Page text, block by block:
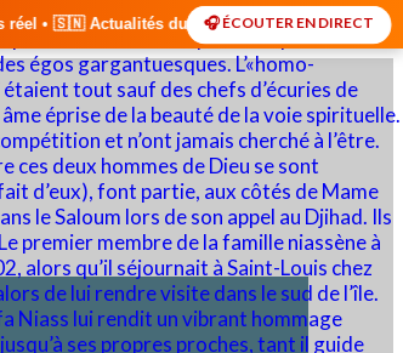
Sénégal • 🌍 Actualités Internationales • 🎙️
🎧 ÉCOUTER EN DIRECT